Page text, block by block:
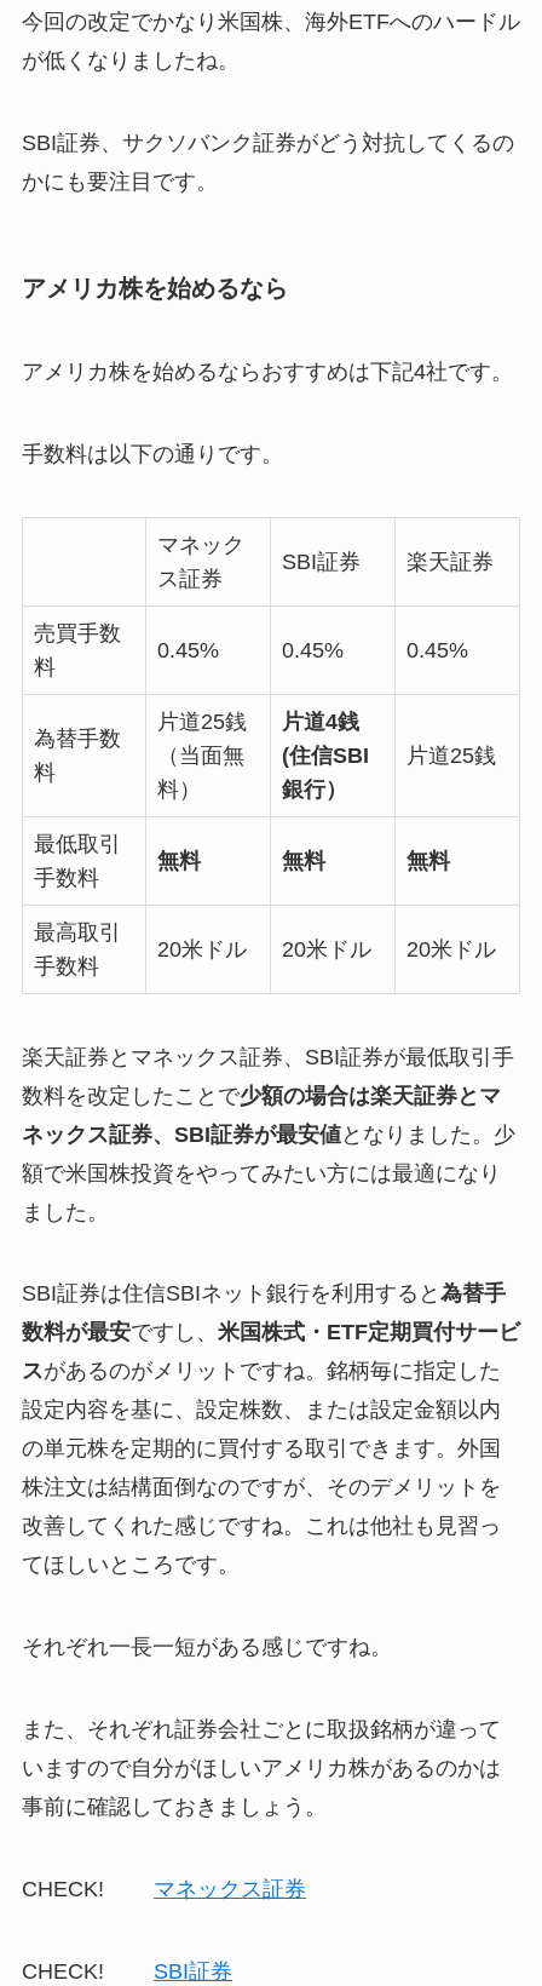
今回の改定でかなり米国株、海外ETFへのハードル
が低くなりましたね。
SBI証券、サクソバンク証券がどう対抗してくるの
かにも要注目です。
アメリカ株を始めるなら
アメリカ株を始めるならおすすめは下記4社です。
手数料は以下の通りです。
マネック
ス証券
SBI証券 楽天証券
売買手数
料
0.45% 0.45% 0.45%
為替手数
料
片道25銭
（当面無
料）
片道4銭
(住信SBI
銀行）
片道25銭
最低取引
手数料
無料 無料 無料
最高取引
手数料
20米ドル 20米ドル 20米ドル
楽天証券とマネックス証券、SBI証券が最低取引手
数料を改定したことで少額の場合は楽天証券とマ
ネックス証券、SBI証券が最安値となりました。少
額で米国株投資をやってみたい方には最適になり
ました。
SBI証券は住信SBIネット銀行を利用すると 為替手
数料が最安ですし、 米国株式・ETF定期買付サービ
スがあるのがメリットですね。銘柄毎に指定した
設定内容を基に、設定株数、または設定金額以内
の単元株を定期的に買付する取引できます。外国
株注文は結構面倒なのですが、そのデメリットを
改善してくれた感じですね。これは他社も見習っ
てほしいところです。
それぞれ一長一短がある感じですね。
また、それぞれ証券会社ごとに取扱銘柄が違って
いますので自分がほしいアメリカ株があるのかは
事前に確認しておきましょう。
CHECK! マネックス証券
CHECK! SBI証券